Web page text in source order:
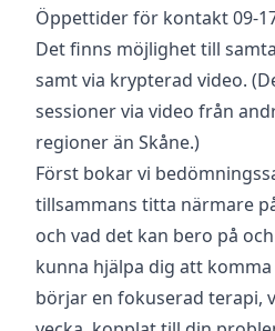
Öppettider för kontakt 09-
Det finns möjlighet till
samt via krypterad video.
sessioner via video från
regioner än Skåne.)
Först bokar vi
tillsammans titta närmare
och vad det kan bero på
kunna hjälpa dig att
börjar en fokuserad terapi,